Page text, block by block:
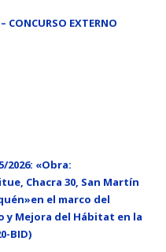
CONCURSO EXTERNO
2026: «Obra:
Chacra 30, San Martín
el marco del
y Mejora del Hábitat en la
BID)